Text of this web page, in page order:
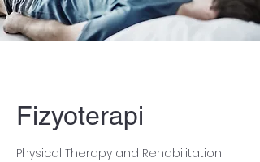
Fizyoterapi
Physical Therapy and Rehabilitation